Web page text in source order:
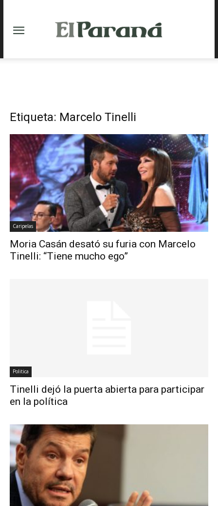
Etiqueta: Marcelo Tinelli
Caripelas
Moria Casán desató su furia con Marcelo
Tinelli: “Tiene mucho ego”
Politica
Tinelli dejó la puerta abierta para participar
en la política